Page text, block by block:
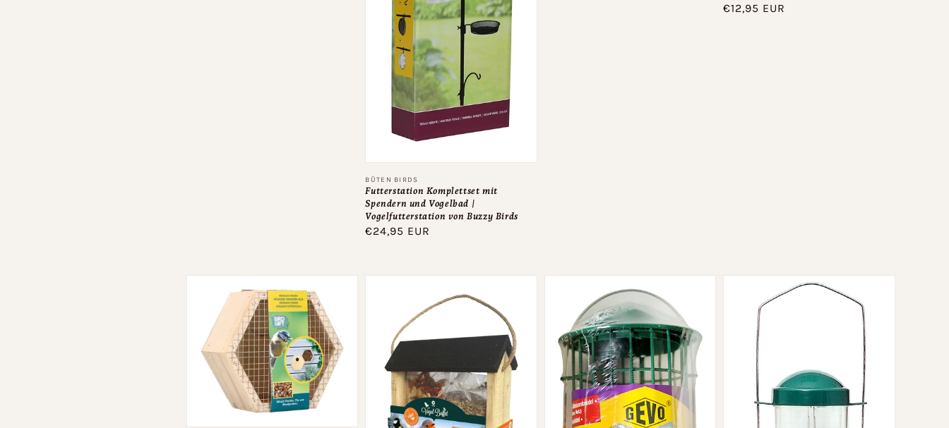
Anbieter:
BÛTEN BIRDS
Futterstation Komplettset mit
Spendern und Vogelbad |
Vogelfutterstation von Buzzy Birds
Normaler
€24,95 EUR
Normaler
€12,95 EUR